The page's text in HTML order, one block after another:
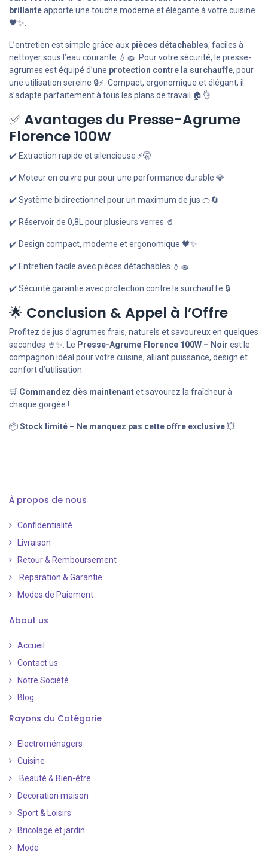
brillanteapporte une touche moderne et élégante à votre cuisine
🖤✨.
L’entretien est simple grâce aux pièces détachables, faciles à
nettoyer sous l’eau courante 💧🧽. Pour votre sécurité, le presse-
agrumes est équipé d’une protection contre la surchauffe, pour
une utilisation sereine 🔒⚡. Compact, ergonomique et élégant, il
s’adapte parfaitement à tous les plans de travail 🏠👌.
✅Avantages du Presse-Agrume
Florence 100W
✔️ Extraction rapide et silencieuse ⚡🤫
✔️ Moteur en cuivre pur pour une performance durable 💎
✔️ Système bidirectionnel pour un maximum de jus 🍊🔄
✔️ Réservoir de 0,8L pour plusieurs verres 🥤
✔️ Design compact, moderne et ergonomique 🖤✨
✔️ Entretien facile avec pièces détachables 💧🧽
✔️ Sécurité garantie avec protection contre la surchauffe 🔒
🌟 Conclusion & Appel à l’Offre
Profitez de jus d’agrumes frais, naturels et savoureux en quelques
secondes 🥤✨. Le Presse-Agrume Florence 100W – Noir est le
compagnon idéal pour votre cuisine, alliant puissance, design et
confort d’utilisation.
🛒 Commandez dès maintenantet savourez la fraîcheur à
chaque gorgée !
📦Stock limité – Ne manquez pas cette offre exclusive💥
À propos de nous
Confidentialité
Livraison
Retour & Remboursement
Reparation & Garantie
Modes de Paiement
About us
Accueil
Contact us
Notre Société
Blog
Rayons du Catégorie
Electroménagers
Cuisine
Beauté & Bien-être
Decoration maison
Sport & Loisirs
Bricolage et jardin
Mode